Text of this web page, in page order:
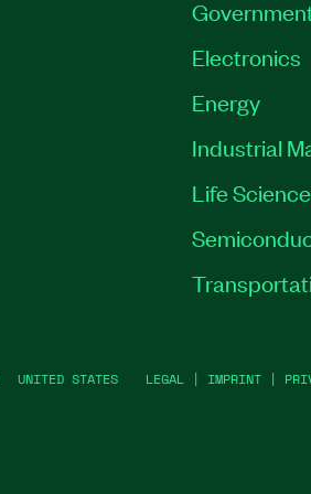
Electronics
Energy
Industrial
Life
UNITED STATES LEGAL | IMPRINT |